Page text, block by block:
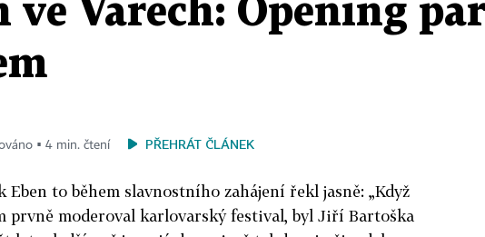
ve Varech: Opening
▪ 4 min. čtení PŘEHRÁT ČLÁNEK
Eben to během slavnostního zahájení řekl jasně: „Když
prvně moderoval karlovarský festival, byl Jiří Bartoška